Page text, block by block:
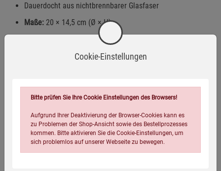
Dauerdocht aus nichtbrennbarer Glasfaser
Maße: 20 × 14,5 cm (Ø × H)
Warnhinweise / Sicherheitsinformationen
Warnhinweise
Darf nicht in die Hände von Kindern gelangen.
Cookie-Einstellungen
Bitte prüfen Sie Ihre Cookie Einstellungen des Browsers!
Aufgrund Ihrer Deaktivierung der Browser-Cookies kann es
zu Problemen der Shop-Ansicht sowie des Bestellprozesses
kommen. Bitte aktivieren Sie die Cookie-Einstellungen, um
sich problemlos auf unserer Webseite zu bewegen.